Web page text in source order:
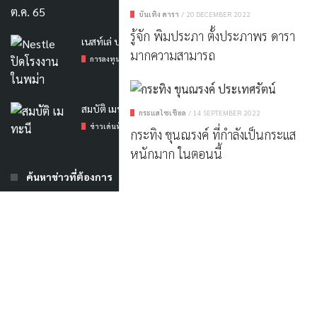
บันเทิง ดารา / 20 DECEMBER 2022
รู้จัก พิมประภา ตั้งประภาพร ดารา
มากความสามารถ
กระแสโซเชียล / 14 SEPTEMBER 2022
กระทิง ขุนณรงค์ ที่กำลังเป็นกระแส
หนักมาก ในตอนนี้
เนสท์เล่ ประกาศปิดโรงงานในเมียนมา
การลงทุน 3 MARCH 2023
สมบัติ เมทะนี เสียชีวิตอย่างสงบ ในวัย 85
ข่าวเด่นทันเหตุการณ์ 18 AUGUST 2022
ค้นหาข่าวที่ต้องการ